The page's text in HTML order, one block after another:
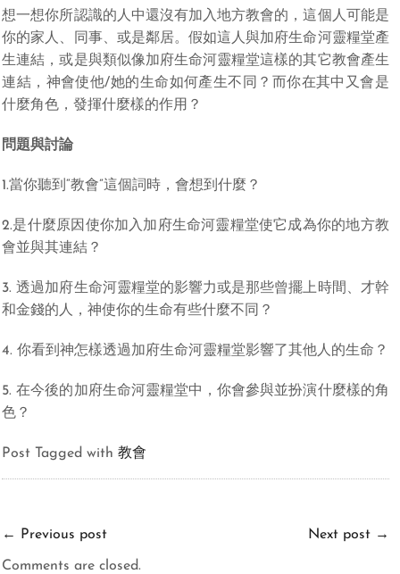
想一想你所認識的人中還沒有加入地方教會的，這個人可能是
你的家人、同事、或是鄰居。假如這人與加府生命河靈糧堂產
生連結，或是與類似像加府生命河靈糧堂這樣的其它教會產生
連結，神會使他/她的生命如何產生不同？而你在其中又會是
什麼角色，發揮什麼樣的作用？
問題與討論
1.當你聽到“教會”這個詞時，會想到什麼？
2.是什麼原因使你加入加府生命河靈糧堂使它成為你的地方教
會並與其連結？
3. 透過加府生命河靈糧堂的影響力或是那些曾擺上時間、才幹
和金錢的人，神使你的生命有些什麼不同？
4. 你看到神怎樣透過加府生命河靈糧堂影響了其他人的生命？
5. 在今後的加府生命河靈糧堂中，你會參與並扮演什麼樣的角
色？
Post Tagged with教會
← Previous post Next post →
Comments are closed.